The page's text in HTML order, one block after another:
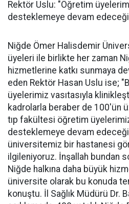
Rektör Uslu: "Öğretim
desteklemeye devam
Niğde Ömer Halisdemir
üyeleri ile birlikte her zaman
hizmetlerine katkı sunmaya
eden Rektör Hasan Uslu ise;
üyelerimiz vasıtasıyla
kadrolarla beraber de 100'ün
tıp fakültesi öğretim
desteklemeye devam
üniversitemiz bir hastanesi
ilgileniyoruz. İnşallah bundan
Niğde halkına daha büyük
üniversite olarak bu konuda
konuştu. İl Sağlık Müdürü Dr.